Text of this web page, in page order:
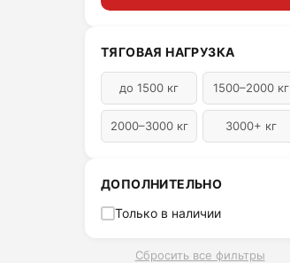
ТЯГОВАЯ НАГРУЗКА
до 1500 кг 1500–2000 кг
2000–3000 кг 3000+ кг
ДОПОЛНИТЕЛЬНО
Только в наличии
Сбросить все фильтры